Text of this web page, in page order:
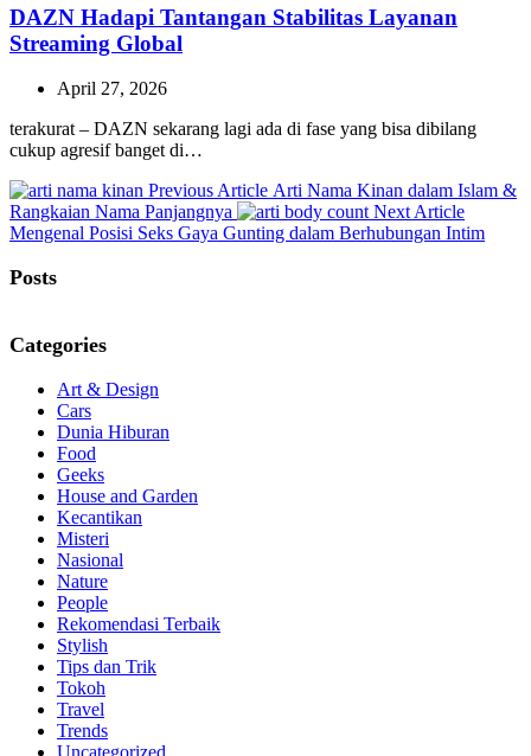
DAZN Hadapi Tantangan Stabilitas Layanan
Streaming Global
April 27, 2026
terakurat – DAZN sekarang lagi ada di fase yang bisa dibilang
cukup agresif banget di…
Previous Article Previous
Post:
Arti Nama Kinan dalam Islam &
Rangkaian Nama Panjangnya
Next ArticleNext
Post:
Mengenal Posisi Seks Gaya Gunting dalam Berhubungan Intim
Posts
Categories
Art & Design
Cars
Dunia Hiburan
Food
Geeks
House and Garden
Kecantikan
Misteri
Nasional
Nature
People
Rekomendasi Terbaik
Stylish
Tips dan Trik
Tokoh
Travel
Trends